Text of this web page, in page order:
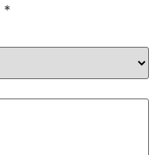
*